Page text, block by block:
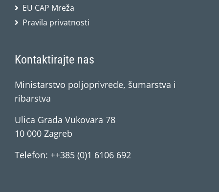
EU CAP Mreža
Pravila privatnosti
Kontaktirajte nas
Ministarstvo poljoprivrede, šumarstva i
ribarstva
Ulica Grada Vukovara 78
10 000 Zagreb
Telefon: ++385 (0)1 6106 692